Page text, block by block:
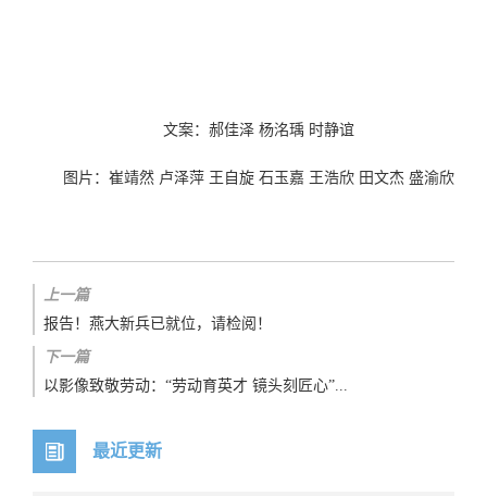
文案：郝佳泽 杨洺瑀 时静谊
图片：崔靖然 卢泽萍 王自旋 石玉嘉 王浩欣 田文杰 盛渝欣
上一篇
报告！燕大新兵已就位，请检阅！
下一篇
以影像致敬劳动：“劳动育英才 镜头刻匠心”...
最近更新